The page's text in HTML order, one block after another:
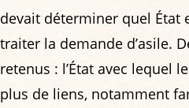
devait déterminer quel État
traiter la demande d’asile.
retenus : l’État avec lequel
plus de liens, notamment